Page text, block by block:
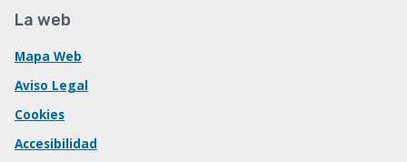
La web
Mapa Web
Aviso Legal
Cookies
Accesibilidad